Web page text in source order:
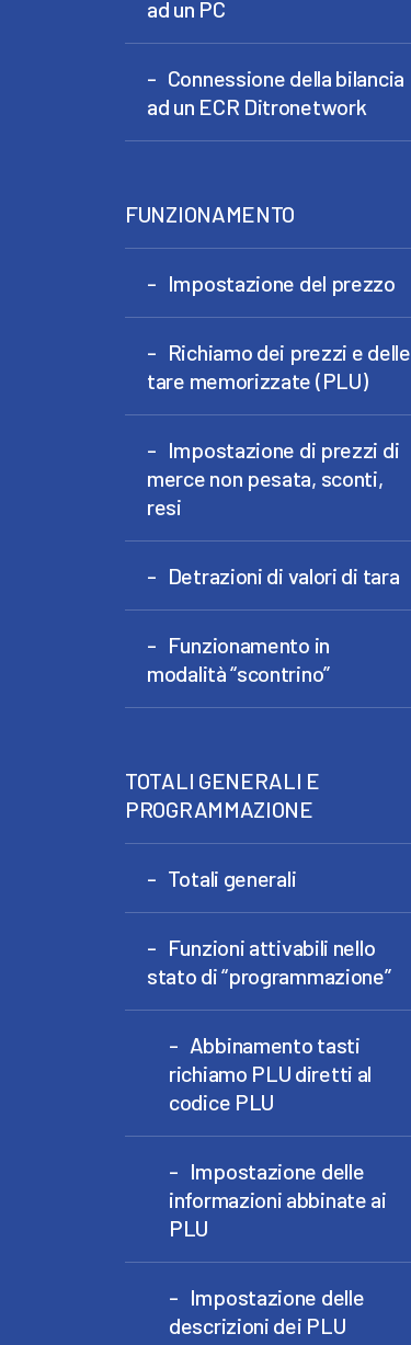
ad un PC
Connessione della bilancia
ad un ECR Ditronetwork
FUNZIONAMENTO
Impostazione del prezzo
Richiamo dei prezzi e delle
tare memorizzate (PLU)
Impostazione di prezzi di
merce non pesata, sconti,
resi
Detrazioni di valori di tara
Funzionamento in
modalità “scontrino”
TOTALI GENERALI E
PROGRAMMAZIONE
Totali generali
Funzioni attivabili nello
stato di “programmazione”
Abbinamento tasti
richiamo PLU diretti al
codice PLU
Impostazione delle
informazioni abbinate ai
PLU
Impostazione delle
descrizioni dei PLU